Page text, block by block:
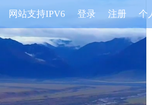
网站支持IPV6 登录 注册 个